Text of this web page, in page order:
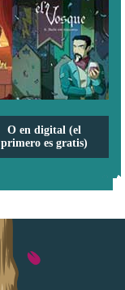
O en digital (el
primero es gratis)